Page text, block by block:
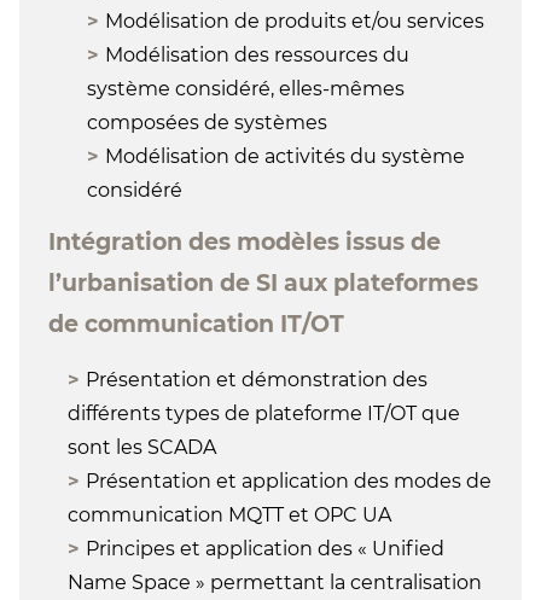
Modélisation de produits et/ou services
Modélisation des ressources du
système considéré, elles-mêmes
composées de systèmes
Modélisation de activités du système
considéré
Intégration des modèles issus de
l’urbanisation de SI aux plateformes
de communication IT/OT
Présentation et démonstration des
différents types de plateforme IT/OT que
sont les SCADA
Présentation et application des modes de
communication MQTT et OPC UA
Principes et application des « Unified
Name Space » permettant la centralisation